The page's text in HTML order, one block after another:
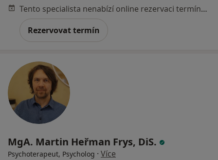
Tento specialista nenabízí online rezervaci termínu na této adrese.
Rezervovat termín
MgA. Martin Heřman Frys, DiS.
Psychoterapeut, Psycholog · Více